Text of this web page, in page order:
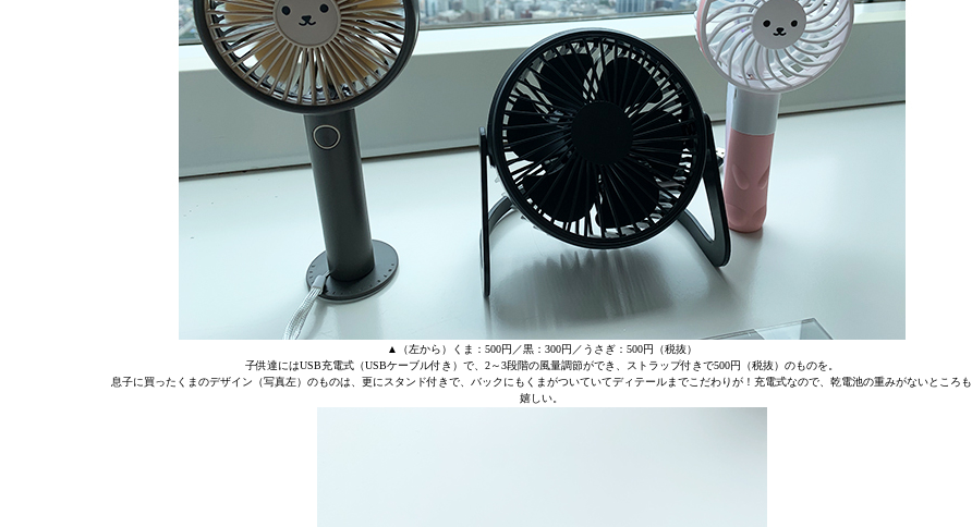
▲（左から）くま：500円／黒：300円／うさぎ：500円（税抜）
子供達にはUSB充電式（USBケーブル付き）で、2～3段階の風量調節ができ、ストラップ付きで500円（税抜）のものを。
息子に買ったくまのデザイン（写真左）のものは、更にスタンド付きで、バックにもくまがついていてディテールまでこだわりが！充電式なので、乾電池の重みがないところも
嬉しい。